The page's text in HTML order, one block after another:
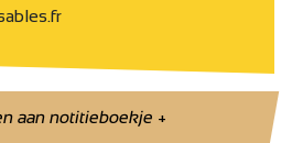
aan notitieboekje+